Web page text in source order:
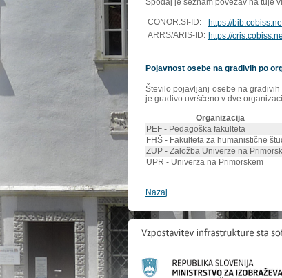
Spodaj je seznam povezav na tuje
CONOR.SI-ID:
https://
ARRS/ARIS-ID: https://
Pojavnost osebe na gradivih po
Število pojavljanj osebe na
je gradivo uvrščeno v dve
Organizacija
PEF - Pedagoška fakulteta
FHŠ - Fakulteta za humanistične
ZUP - Založba Univerze na
UPR - Univerza na Primorskem
Nazaj